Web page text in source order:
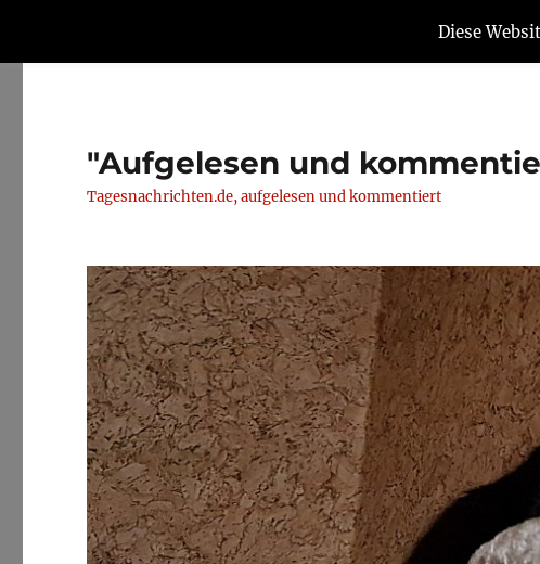
"Aufgelesen und
Tagesnachrichten.de, aufgelesen und kommentiert
Diese